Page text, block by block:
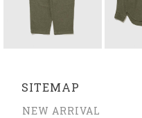
SITEMAP
NEW ARRIVAL